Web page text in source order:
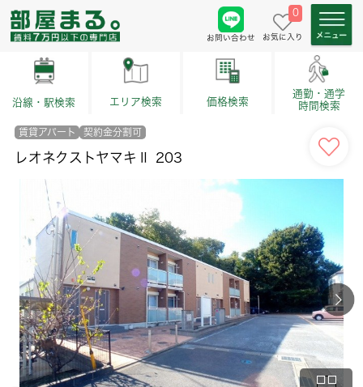
お問い合わせ
0
お気に入り
沿線・駅検索 エリア検索 価格検索
通勤・通学
時間検索
賃貸アパート 契約金分割可
レオネクストヤマキⅡ 203